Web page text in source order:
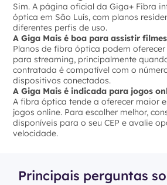
Sim. A página oficial da Giga+ Fibra
óptica em São Luís, com planos
diferentes perfis de uso.
A Giga Mais é boa para assistir
Planos de fibra óptica podem
para streaming, principalmente
contratada é compatível com o
dispositivos conectados.
A Giga Mais é indicada para jogos
A fibra óptica tende a oferecer maior
jogos online. Para escolher melhor,
disponíveis para o seu CEP e avalie
velocidade.
Principais perguntas